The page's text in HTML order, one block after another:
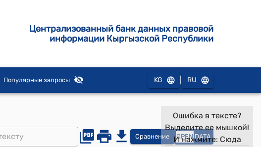
Централизованный банк данных правовой
информации Кыргызской Республики
Популярные запросы KG RU
Сравнение OPEN DATA
Ошибка в тексте?
Выделите ее мышкой!
И нажмите: Сюда